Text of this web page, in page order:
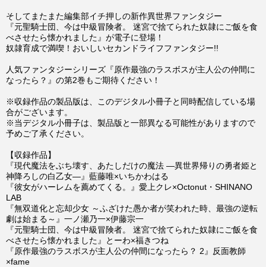
そしてまたまた編集部イチ押しの新作異世界ファンタジー
『元聖騎士団、今は中級冒険者。 迷宮で捨てられた奴隷にご飯を食
べさせたら懐かれました』が電子に登場！
奴隷育成で満喫！おいしいセカンドライフファンタジー!!
人気ファンタジーシリーズ『原作最強のラスボスが主人公の仲間に
なったら？』の第2巻もご期待ください！
※収録作品の製品版は、このデジタル小冊子と同時配信している場
合がございます。
※当デジタル小冊子は、製品版と一部異なる可能性がありますので
予めご了承ください。
【収録作品】
『現代魔法をぶち壊す、あたしだけの魔法 ―異世界帰りの勇者姫と
神降ろしの白乙女―』藍藤唯×いちかわはる
『彼女がハーレムを薦めてくる。』愛上クレ×Octonut・SHINANO
LAB
『無双道化と忘却少女 ～ふざけた愚か者が笑われた時、最強の逆転
劇は始まる～』一ノ瀬乃一×伊藤宗一
『元聖騎士団、今は中級冒険者。 迷宮で捨てられた奴隷にご飯を食
べさせたら懐かれました』とーわ×福きつね
『原作最強のラスボスが主人公の仲間になったら？ 2』反面教師
×fame